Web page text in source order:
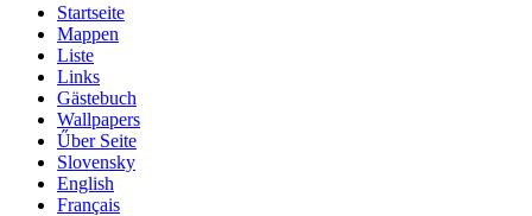
Startseite
Mappen
Liste
Links
Gästebuch
Wallpapers
Űber Seite
Slovensky
English
Français